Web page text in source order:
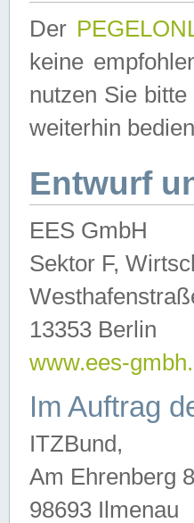
Der
keine
nutzen Sie bitte
weiterhin
Entwurf
EES GmbH
Sektor F,
13353 Berlin
www.ees-
Im Auftrag
ITZBund,
Am Ehrenberg 8
98693 Ilmenau